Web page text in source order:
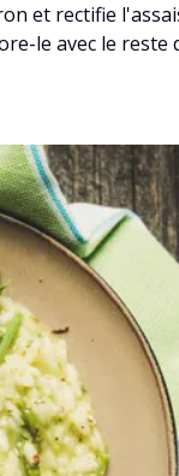
et rectifie
le avec le reste